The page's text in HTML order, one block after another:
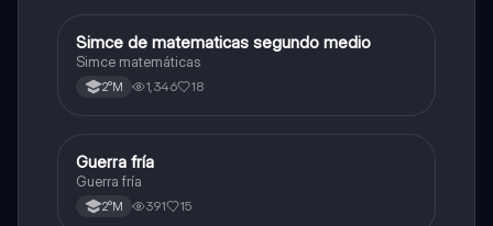
Matemáticas
Simce de matematicas segundo medio
Simce matemáticas
2°M 1,346 18
Historia
Guerra fría
Guerra fría
2°M 391 15